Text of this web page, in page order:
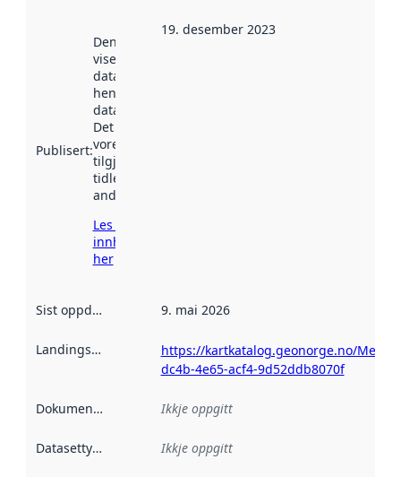
Publisert:
Denne datoen
viser når
datasettet vart
henta inn av
data.norge.no.
Det kan ha
vore
tilgjengeleg
tidlegare
andre stader.
Les meir om
innhenting
her
19. desember 2023
Sist oppdatert 9. mai 2026
Landingsside
https://kartkatalog.geonorge.no/
dc4b-4e65-acf4-9d52ddb8070f
Dokumentasjon Ikkje oppgitt
Datasettype Ikkje oppgitt